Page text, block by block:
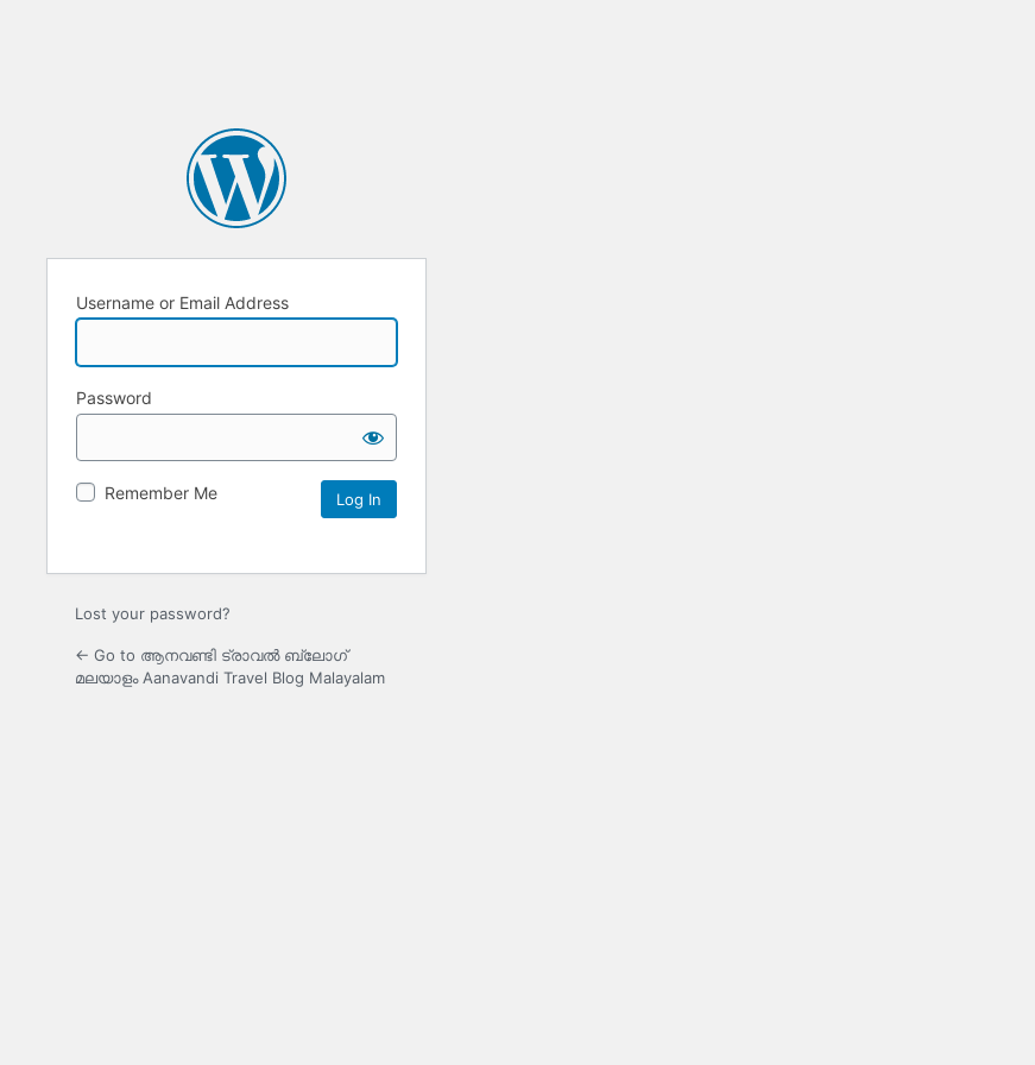
Username or Email Address
Password
Remember Me
Lost your password?
← Go to ആനവണ്ടി ട്രാവൽ ബ്ലോഗ്
മലയാളം Aanavandi Travel Blog Malayalam